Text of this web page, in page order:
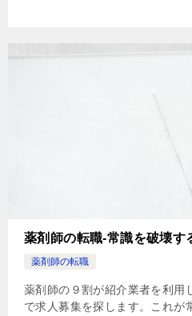
薬剤師の転職-常識を破壊す
薬剤師の転職
薬剤師の９割が紹介業者を利用
で求人募集を探します。これが